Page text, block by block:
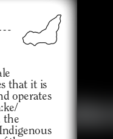
that it is
operates
the